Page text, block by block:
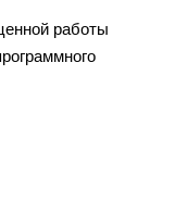
работы